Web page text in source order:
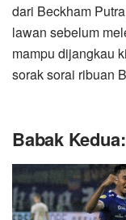
dari Beckham
lawan sebelum
mampu dijangkau
sorak sorai ribuan
Babak